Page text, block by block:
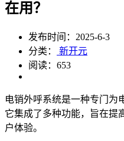
在用？
发布时间：2025-6-3
分类：
新开元
阅读：653
电销外呼系统是一种专门为
它集成了多种功能，旨在提
户体验。